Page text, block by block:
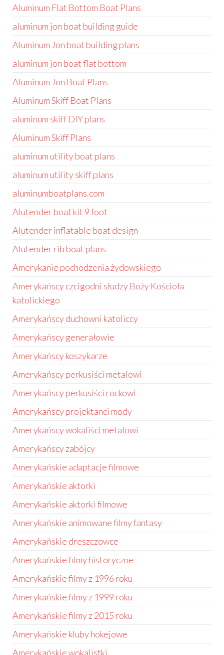
Aluminum Flat Bottom Boat Plans
aluminum jon boat building guide
Aluminum Jon boat building plans
aluminum jon boat flat bottom
Aluminum Jon Boat Plans
Aluminum Skiff Boat Plans
aluminum skiff DIY plans
Aluminum Skiff Plans
aluminum utility boat plans
aluminum utility skiff plans
aluminumboatplans.com
Alutender boat kit 9 foot
Alutender inflatable boat design
Alutender rib boat plans
Amerykanie pochodzenia żydowskiego
Amerykańscy czcigodni słudzy Boży Kościoła
katolickiego
Amerykańscy duchowni katoliccy
Amerykańscy generałowie
Amerykańscy koszykarze
Amerykańscy perkusiści metalowi
Amerykańscy perkusiści rockowi
Amerykańscy projektanci mody
Amerykańscy wokaliści metalowi
Amerykańscy zabójcy
Amerykańskie adaptacje filmowe
Amerykańskie aktorki
Amerykańskie aktorki filmowe
Amerykańskie animowane filmy fantasy
Amerykańskie dreszczowce
Amerykańskie filmy historyczne
Amerykańskie filmy z 1996 roku
Amerykańskie filmy z 1999 roku
Amerykańskie filmy z 2015 roku
Amerykańskie kluby hokejowe
Amerykańskie wokalistki